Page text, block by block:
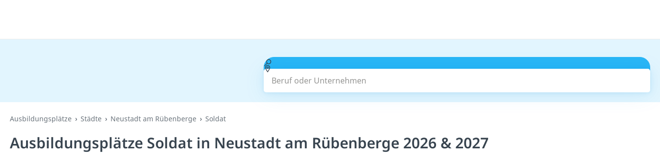
Beruf oder Unternehmen
Ausbildungsplätze Städte Neustadt am Rübenberge Soldat
Ausbildungsplätze Soldat in Neustadt am Rübenberge 2026 & 2027